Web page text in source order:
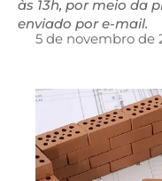
às 13h, por meio da
enviado por e-mail.
5 de novembro de